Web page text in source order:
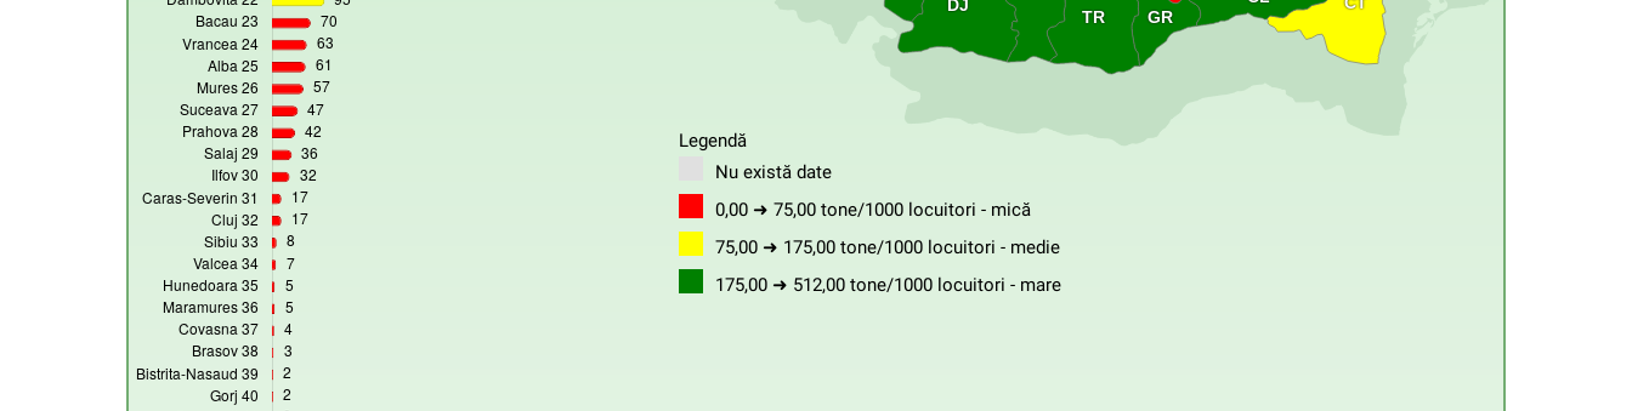
GR
DJ
TR
Legendă
Nu există date
0,00 ➜ 75,00 tone/1000 locuitori - mică
75,00 ➜ 175,00 tone/1000 locuitori - medie
175,00 ➜ 512,00 tone/1000 locuitori - mare